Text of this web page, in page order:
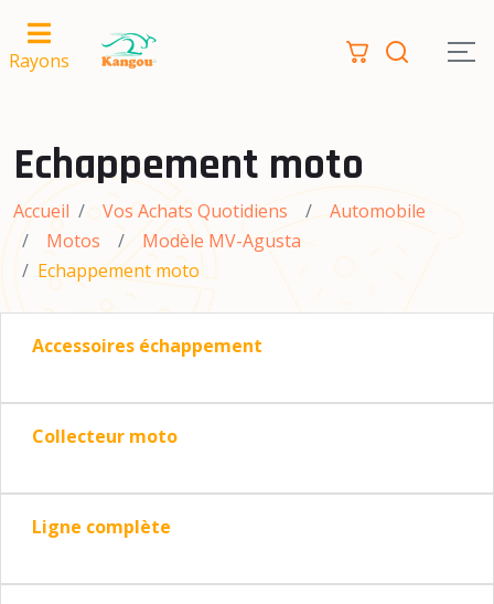
Rayons
Echappement moto
Accueil Vos Achats Quotidiens
Automobile
Motos
Modèle MV-Agusta
Echappement moto
Accessoires échappement
Collecteur moto
Ligne complète